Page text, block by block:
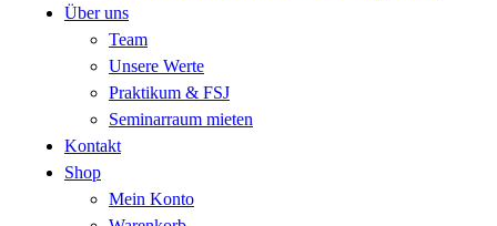
Über uns
Team
Unsere Werte
Praktikum & FSJ
Seminarraum mieten
Kontakt
Shop
Mein Konto